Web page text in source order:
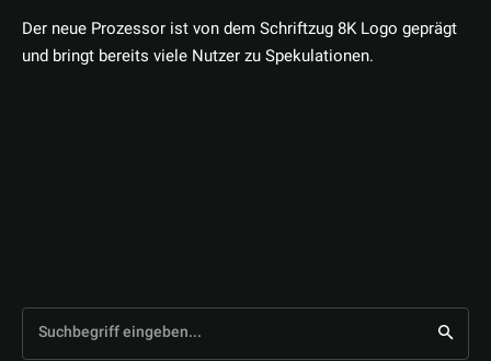
Der neue Prozessor ist von dem Schriftzug 8K Logo geprägt
und bringt bereits viele Nutzer zu Spekulationen.
Suchbegriff eingeben...